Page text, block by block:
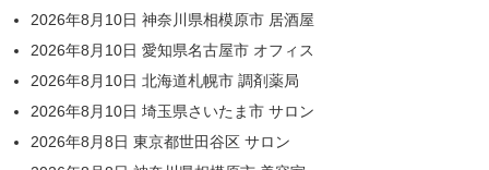
2026年8月10日 神奈川県相模原市 居酒屋
2026年8月10日 愛知県名古屋市 オフィス
2026年8月10日 北海道札幌市 調剤薬局
2026年8月10日 埼玉県さいたま市 サロン
2026年8月8日 東京都世田谷区 サロン